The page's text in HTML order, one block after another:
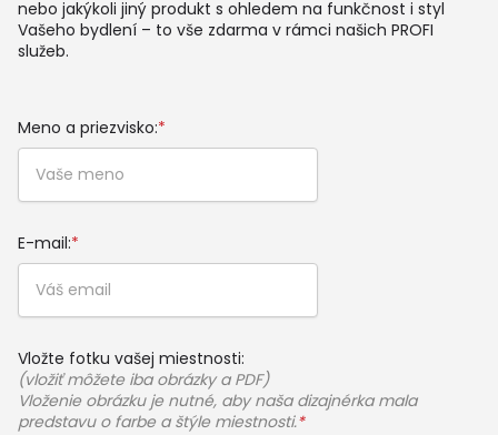
nebo jakýkoli jiný produkt s ohledem na funkčnost i styl
Vašeho bydlení – to vše zdarma v rámci našich PROFI
služeb.
Meno a priezvisko:*
E-mail:*
Vložte fotku vašej miestnosti:
(vložiť môžete iba obrázky a PDF)
Vloženie obrázku je nutné, aby naša dizajnérka mala
predstavu o farbe a štýle miestnosti.*